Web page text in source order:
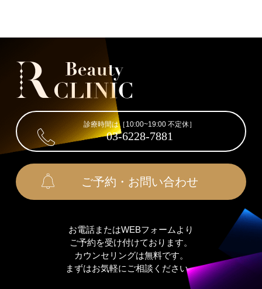
診療時間は［10:00~19:00 不定休］
03-6228-7881
ご予約・お問い合わせ
お電話またはWEBフォームより
ご予約を受け付けております。
カウンセリングは無料です。
まずはお気軽にご相談ください。